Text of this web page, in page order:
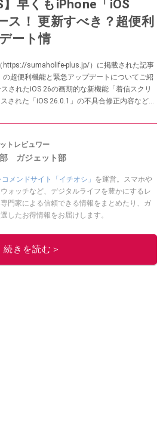
】早くもiPhone「iOS
ス！ 更新すべき？超便利
ート情
https://sumaholife-plus.jp/）に掲載された記事
の超便利機能と緊急アップデートについてご紹
されたiOS 26の画期的な新機能「着信スクリ
された「iOS 26.0.1」の不具合修正内容など、
認ください。
トレビュワー
ガジェット部
コメンドサイト「イチオシ」 を運営。スマホや
ォッチなど、デジタルライフを豊かにするレ
門家による信頼できる情報をまとめたり、ガ
したお得情報をお届けします。
このイチオシストの他の記事を読む
続きを読む＞